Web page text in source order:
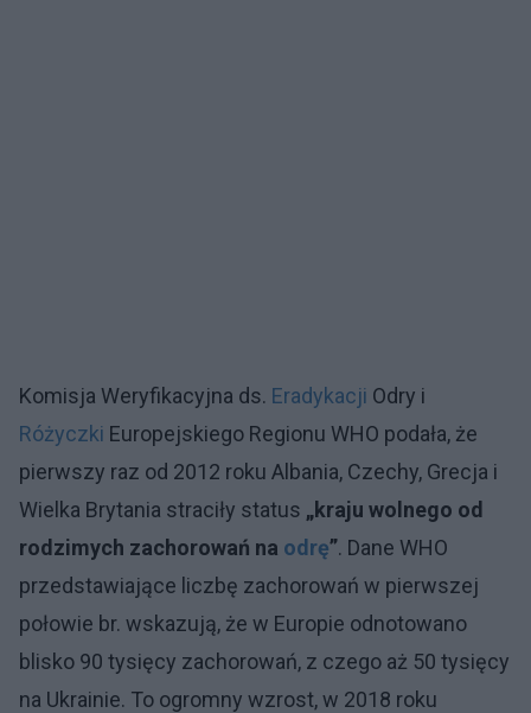
Komisja Weryfikacyjna ds. Eradykacji Odry i
Różyczki Europejskiego Regionu WHO podała, że
pierwszy raz od 2012 roku Albania, Czechy, Grecja i
Wielka Brytania straciły status „kraju wolnego od
rodzimych zachorowań na odrę”. Dane WHO
przedstawiające liczbę zachorowań w pierwszej
połowie br. wskazują, że w Europie odnotowano
blisko 90 tysięcy zachorowań, z czego aż 50 tysięcy
na Ukrainie. To ogromny wzrost, w 2018 roku